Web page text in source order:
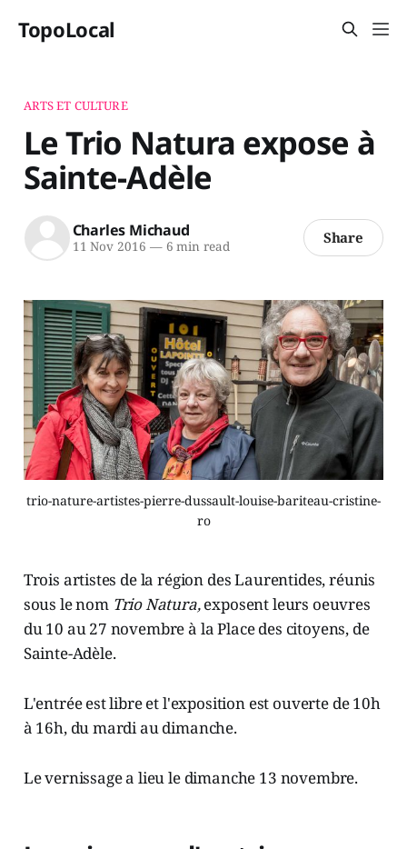
TopoLocal
ARTS ET CULTURE
Le Trio Natura expose à
Sainte-Adèle
Charles Michaud
11 Nov 2016 —6 min read Share
trio-nature-artistes-pierre-dussault-louise-bariteau-cristine-
ro
Trois artistes de la région des Laurentides, réunis
sous le nom Trio Natura,exposent leurs oeuvres
du 10 au 27 novembre à la Place des citoyens, de
Sainte-Adèle.
L'entrée est libre et l'exposition est ouverte de 10h
à 16h, du mardi au dimanche.
Le vernissage a lieu le dimanche 13 novembre.